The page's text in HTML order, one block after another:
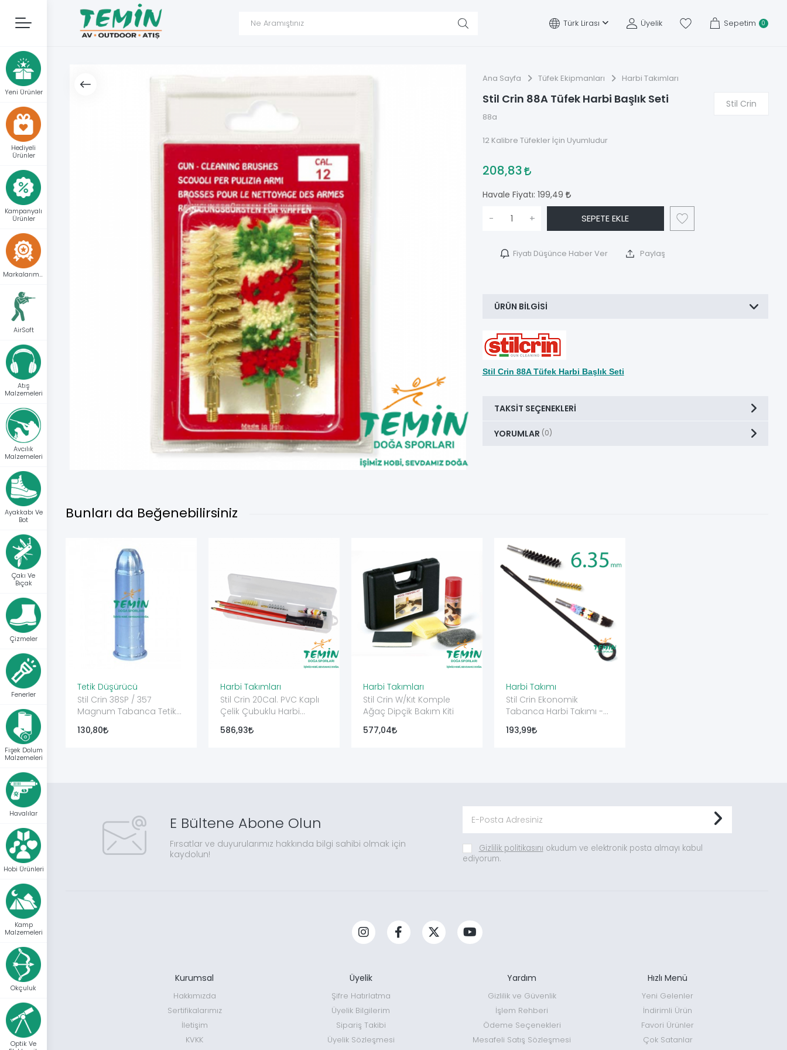
Türk Lirası Üyelik Sepetim 0
Yeni Ürünler
Hediyeli
Ürünler
Kampanyalı
Ürünler
AirSoft
Atış
Malzemeleri
Avcılık
Malzemeleri
Ayakkabı Ve
Bot
Çakı Ve
Bıçak
Çizmeler
Fenerler
Fişek Dolum
Malzemeleri
Havalılar
Hobi Ürünleri
Kamp
Malzemeleri
Okçuluk
Optik Ve
Ana Sayfa Tüfek Ekipmanları Harbi Takımları
Stil Crin 88A Tüfek Harbi Başlık Seti
88a
Stil Crin
12 Kalibre Tüfekler İçin Uyumludur
208,83
Havale Fiyatı: 199,49
- + SEPETE EKLE
Fiyatı Düşünce Haber Ver Paylaş
ÜRÜN BILGISI
Stil Crin 88A Tüfek Harbi Başlık Seti
TAKSIT SEÇENEKLERI
YORUMLAR (0)
Bunları da Beğenebilirsiniz
Tetik Düşürücü
Stil Crin 38SP / 357
Magnum Tabanca Tetik
130,80
Harbi Takımları
Stil Crin 20Cal. PVC Kaplı
Çelik Çubuklu Harbi
586,93
Harbi Takımları
Stil Crin W/Kıt Komple
Ağaç Dipçik Bakım Kiti
577,04
Harbi Takımı
Stil Crin Ekonomik
Tabanca Harbi Takımı -
193,99
E Bültene Abone Olun
Fırsatlar ve duyurularımız hakkında bilgi sahibi olmak için
kaydolun!
Gizlilik politikasını okudum ve elektronik posta almayı kabul
ediyorum.
Kurumsal
Hakkımızda
Sertifikalarımız
İletişim
KVKK
Üyelik
Şifre Hatırlatma
Üyelik Bilgilerim
Sipariş Takibi
Üyelik Sözleşmesi
Yardım
Gizlilik ve Güvenlik
İşlem Rehberi
Ödeme Seçenekleri
Mesafeli Satış Sözleşmesi
Hızlı Menü
Yeni Gelenler
İndirimli Ürün
Favori Ürünler
Çok Satanlar